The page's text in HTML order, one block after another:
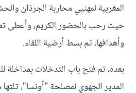
المغربية لمهنيي محاربة الجرذان
حيث رحب بالحضور الكريم، وأعطى
وأهدافها، ثم بسط أرضية اللقاء.
بعده، تم فتح باب التدخلات بمداخلة
المدير الجهوي لمصلحة "أونسا"، تلتها